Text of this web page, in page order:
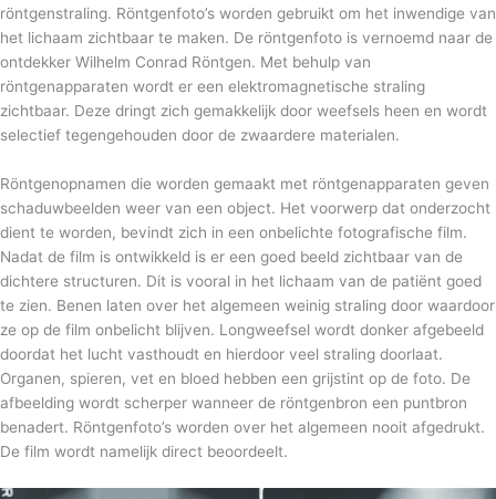
röntgenstraling. Röntgenfoto’s worden gebruikt om het inwendige van
het lichaam zichtbaar te maken. De röntgenfoto is vernoemd naar de
ontdekker Wilhelm Conrad Röntgen. Met behulp van
röntgenapparaten wordt er een elektromagnetische straling
zichtbaar. Deze dringt zich gemakkelijk door weefsels heen en wordt
selectief tegengehouden door de zwaardere materialen.
Röntgenopnamen die worden gemaakt met röntgenapparaten geven
schaduwbeelden weer van een object. Het voorwerp dat onderzocht
dient te worden, bevindt zich in een onbelichte fotografische film.
Nadat de film is ontwikkeld is er een goed beeld zichtbaar van de
dichtere structuren. Dit is vooral in het lichaam van de patiënt goed
te zien. Benen laten over het algemeen weinig straling door waardoor
ze op de film onbelicht blijven. Longweefsel wordt donker afgebeeld
doordat het lucht vasthoudt en hierdoor veel straling doorlaat.
Organen, spieren, vet en bloed hebben een grijstint op de foto. De
afbeelding wordt scherper wanneer de röntgenbron een puntbron
benadert. Röntgenfoto’s worden over het algemeen nooit afgedrukt.
De film wordt namelijk direct beoordeelt.